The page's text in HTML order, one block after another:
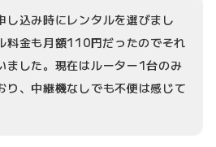
し込み時にレンタルを選びまし
料金も月額110円だったのでそれ
ました。現在はルーター1台のみ
り、中継機なしでも不便は感じて